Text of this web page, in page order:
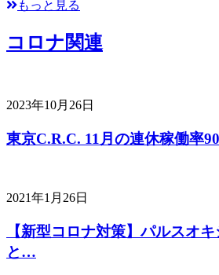
もっと見る
コロナ関連
2023年10月26日
東京C.R.C. 11月の連休稼働率
2021年1月26日
【新型コロナ対策】パルスオ
と…